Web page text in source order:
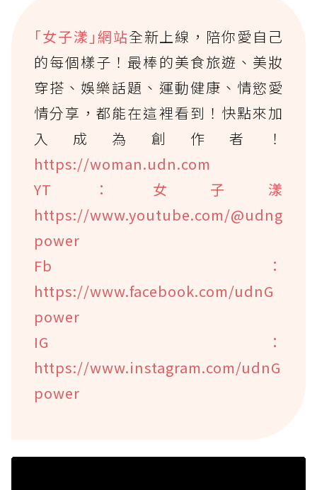
｢女子漾｣網站全新上線，陪你愛自己
的每個樣子！最棒的美食旅遊、美妝
穿搭、娛樂話題、運動健康、情慾愛
情分享，都能在這裡看到！快點來加
入成為創作者！
https://woman.udn.com
YT：女子漾
https://www.youtube.com/@udng
power
Fb：
https://www.facebook.com/udnG
power
IG：
https://www.instagram.com/udnG
power